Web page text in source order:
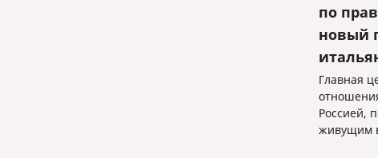
по
новый
Главная
Россией,
живущим